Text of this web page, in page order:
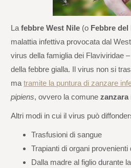
La febbre West Nile (o Febbre
malattia infettiva provocata dal
virus della famiglia dei Flaviviridae
della febbre gialla. Il virus non si
matramite la puntura di zanzare
pipiens, ovvero la comune
Altri modi in cui il virus può
Trasfusioni di sangue
Trapianti di organi provenienti
Dalla madre al figlio durante